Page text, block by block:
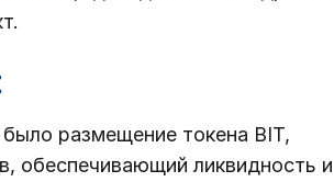
размещение токена BIT,
обеспечивающий ликвидность и